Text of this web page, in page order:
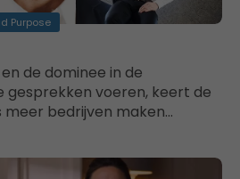
Purpose
de dominee in de
voeren, keert de
bedrijven maken…